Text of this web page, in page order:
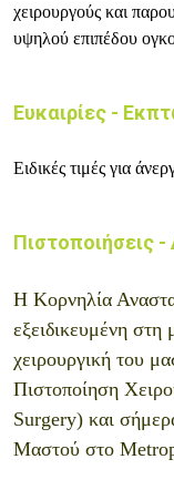
χειρουργούς και
υψηλού επιπέδου
Ευκαιρίες -
Ειδικές τιμές για
Πιστοποιήσεις -
Η Κορνηλία
εξειδικευμένη στη
χειρουργική του
Πιστοποίηση
Surgery) και
Μαστού στο